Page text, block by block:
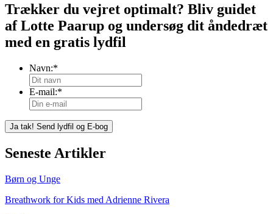
Trækker du vejret optimalt? Bliv guidet
af Lotte Paarup og undersøg dit åndedræt
med en gratis lydfil
Navn:*
E-mail:*
Seneste Artikler
Børn og Unge
Breathwork for Kids med Adrienne Rivera